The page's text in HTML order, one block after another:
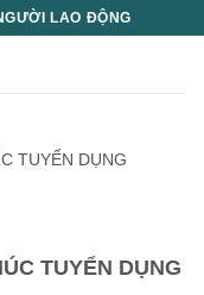
LAO ĐỘNG
TUYỂN DỤNG
TUYỂN DỤNG